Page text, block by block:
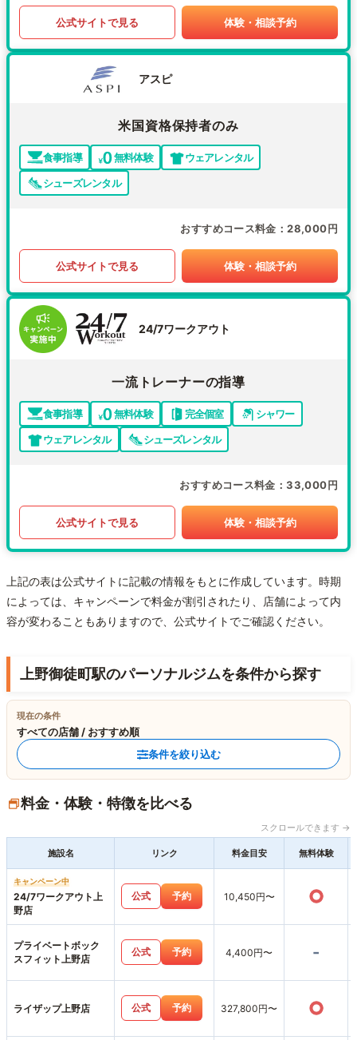
公式サイトで見る 体験・相談予約
アスピ
米国資格保持者のみ
食事指導 無料体験
ウェアレンタル
シューズレンタル
おすすめコース料金 28,000円
公式サイトで見る 体験・相談予約
24/7ワークアウト
一流トレーナーの指導
食事指導 無料体験 完全個室
シャワー
ウェアレンタル
シューズレンタル
おすすめコース料金 33,000円
公式サイトで見る 体験・相談予約
上記の表は公式サイトに記載の情報をもとに作成しています。時期
によっては、キャンペーンで料金が割引されたり、店舗によって内
容が変わることもありますので、公式サイトでご確認ください。
上野御徒町駅のパーソナルジムを条件から探す
現在の条件
すべての店舗 / おすすめ順
条件を絞り込む
料金・体験・特徴を比べる
スクロールできます →
施設名 リンク 料金目安 無料体験
キャンペーン中
24/7ワークアウト上
野店
公式 予約 10,450円〜 ○
プライベートボック
スフィット上野店
公式 予約 4,400円〜 -
ライザップ上野店 公式 予約 327,800円〜 ○